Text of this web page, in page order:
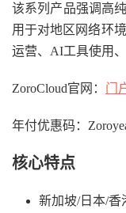
该系列产品强调高
用于对地区网络环
运营、AI工具使用
ZoroCloud官网： 门
年付优惠码：
核心特点
新加坡/日本/香